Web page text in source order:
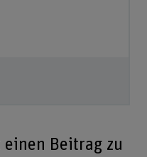
Beitrag zu